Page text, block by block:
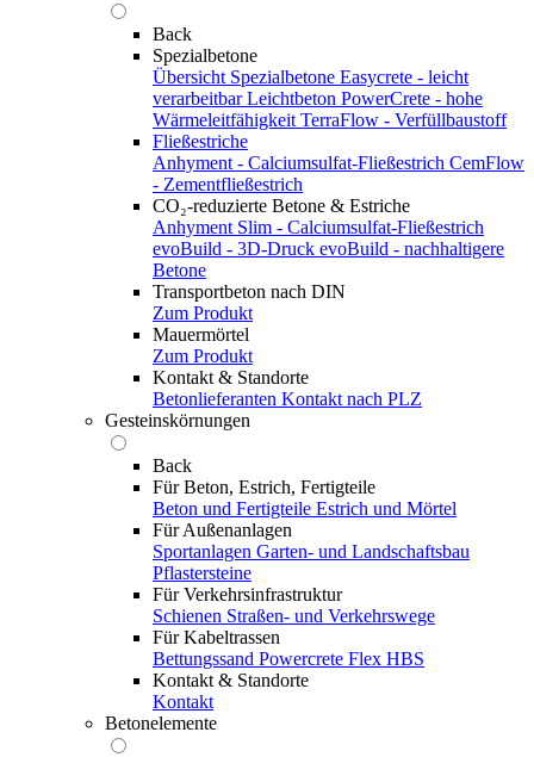
Back
Spezialbetone
Übersicht Spezialbetone Easycrete - leicht
verarbeitbar Leichtbeton PowerCrete - hohe
Wärmeleitfähigkeit TerraFlow - Verfüllbaustoff
Fließestriche
Anhyment - Calciumsulfat-Fließestrich CemFlow
- Zementfließestrich
CO₂-reduzierte Betone & Estriche
Anhyment Slim - Calciumsulfat-Fließestrich
evoBuild - 3D-Druck evoBuild - nachhaltigere
Betone
Transportbeton nach DIN
Zum Produkt
Mauermörtel
Zum Produkt
Kontakt & Standorte
Betonlieferanten Kontakt nach PLZ
Gesteinskörnungen
Back
Für Beton, Estrich, Fertigteile
Beton und Fertigteile Estrich und Mörtel
Für Außenanlagen
Sportanlagen Garten- und Landschaftsbau
Pflastersteine
Für Verkehrsinfrastruktur
Schienen Straßen- und Verkehrswege
Für Kabeltrassen
Bettungssand Powercrete Flex HBS
Kontakt & Standorte
Kontakt
Betonelemente